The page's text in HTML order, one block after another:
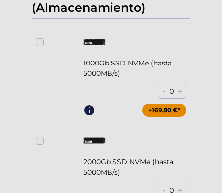
(Almacenamiento)
1000Gb SSD NVMe (hasta
5000MB/s)
- 0 +
+169,90 €*
2000Gb SSD NVMe (hasta
5000MB/s)
- 0 +